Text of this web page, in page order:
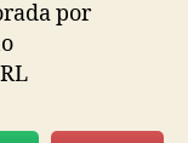
por